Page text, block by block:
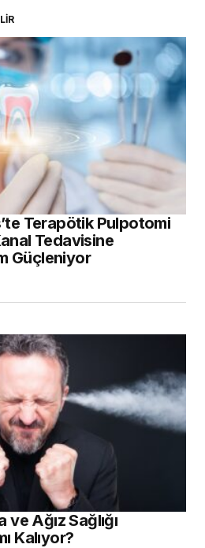
Terapötik Pulpotomi
Tedavisine
Güçleniyor
Ağız Sağlığı
Kalıyor?